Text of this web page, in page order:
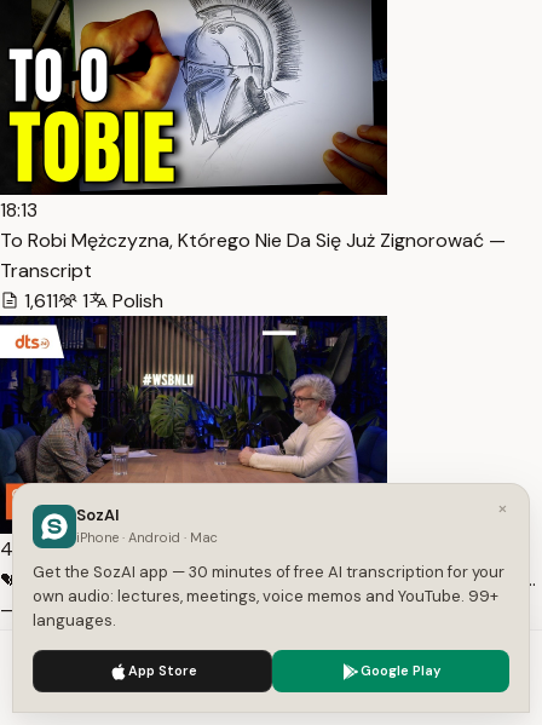
18:13
To Robi Mężczyzna, Którego Nie Da Się Już Zignorować —
Transcript
1,611
1 Polish
43:47
💔 Czy miłość naprawdę się kończy… czy po prostu przesta…
— Transcript
We use cookies to enhance your experience.
×
SozAI
iPhone · Android · Mac
Get the SozAI app — 30 minutes of free AI transcription for your
own audio: lectures, meetings, voice memos and YouTube. 99+
languages.
App Store Google Play